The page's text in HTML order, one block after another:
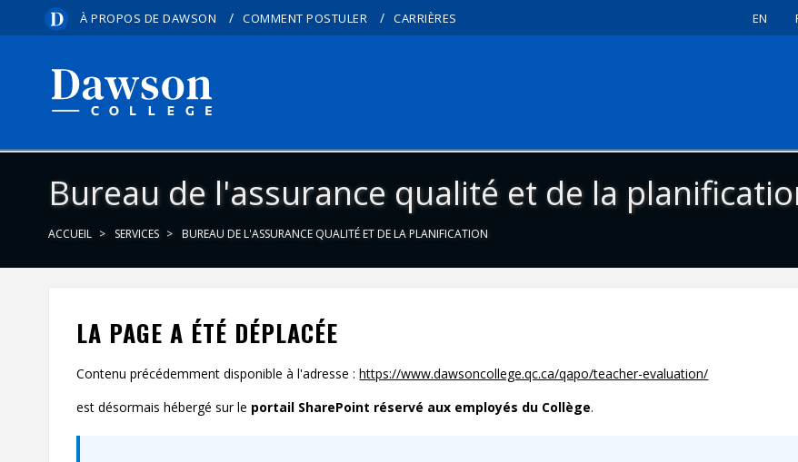
À PROPOS DE DAWSON / COMMENT POSTULER / CARRIÈRES EN
Bureau de l'assurance qualité et de la
ACCUEIL SERVICES BUREAU DE L'ASSURANCE QUALITÉ ET DE LA PLANIFICATION
LA PAGE A ÉTÉ DÉPLACÉE
Contenu précédemment disponible à l'adresse :https://www.dawsoncollege.qc.ca/qapo/teacher-evaluation/
est désormais hébergé sur le portail SharePoint réservé aux employés du Collège.